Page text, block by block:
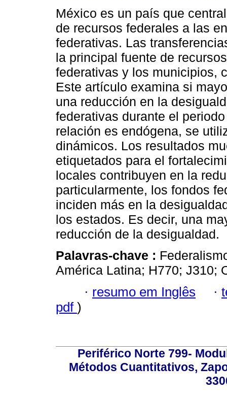
México es un país que
de recursos federales a las
federativas. Las
la principal fuente de
federativas y los municipios,
Este artículo examina si
una reducción en la
federativas durante el
relación es endógena, se
dinámicos. Los resultados
etiquetados para el
locales contribuyen en la
particularmente, los fondos
inciden más en la
los estados. Es decir, una
reducción de la desigualdad.
Palavras-chave :
América Latina; H770; J310;
· resumo em Inglês ·
pdf )
Periférico Norte 799-
Métodos Cuantitativos,